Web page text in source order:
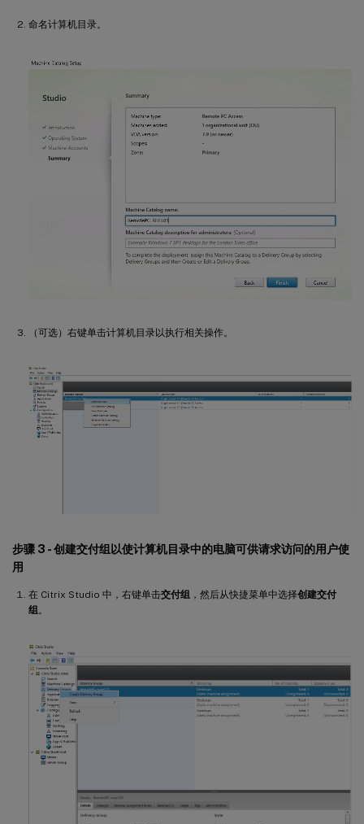
命名计算机目录。
（可选）右键单击计算机目录以执行相关操作。
步骤 3 - 创建交付组以使计算机目录中的电脑可供请求访问的用户使
用
在 Citrix Studio 中，右键单击交付组 ，然后从快捷菜单中选择创建交付
组。